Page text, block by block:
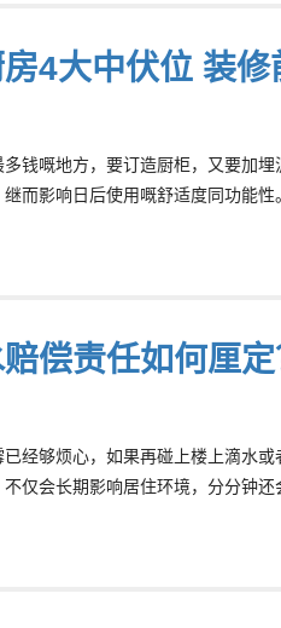
房4大中伏位 装
钱嘅地方，要订造厨柜，又要加
而影响日后使用嘅舒适度同功能
偿责任如何厘定
经够烦心，如果再碰上楼上滴水
仅会长期影响居住环境，分分钟